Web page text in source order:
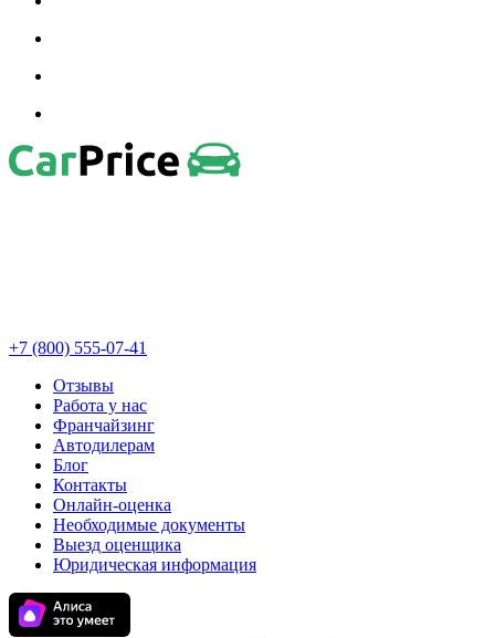
+7 (800) 555-07-41
Отзывы
Работа у нас
Франчайзинг
Автодилерам
Блог
Контакты
Онлайн-оценка
Необходимые документы
Выезд оценщика
Юридическая информация